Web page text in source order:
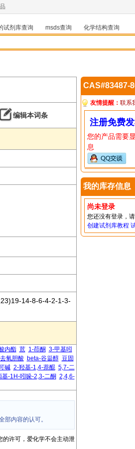
试剂库查询 msds查询
化学结构查询
编辑本词条
14-8-6-4-2-1-3-
内酯 苊 1-茚酮 3-甲基吲
去氧胆酸 beta-谷甾醇 豆固
碱 2-羟基-1,4-萘醌 5,7-二
基-1H-吲哚-2,3-二酮 2,4,6-
部内容的认可。
的许可，爱化学不会主动泄
CAS#83487-
友情提醒： 联系
注册免费
您的产品需要
息
我的库存信息
尚未登录
您还没有登录，
创建试剂库教程